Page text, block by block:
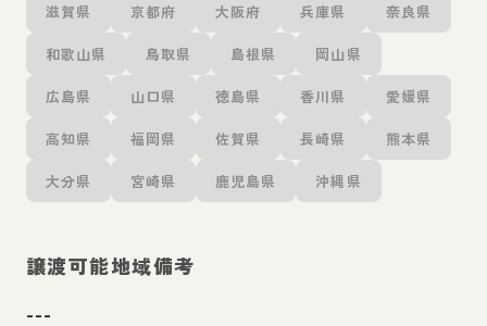
滋賀県 京都府 大阪府 兵庫県 奈良県
和歌山県 鳥取県 島根県 岡山県
広島県 山口県 徳島県 香川県 愛媛県
高知県 福岡県 佐賀県 長崎県 熊本県
大分県 宮崎県 鹿児島県 沖縄県
譲渡可能地域備考
---